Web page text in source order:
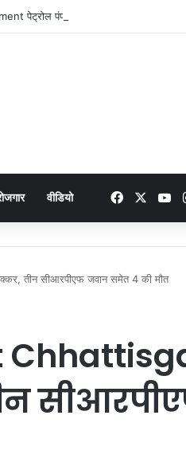
पेट्रोल पंप पर फर्जी ऑनलाइन पेमेंट दिखाकर
वीडियो Facebook
तीन सीआरपीएफ जवान समेत 4 की मौत